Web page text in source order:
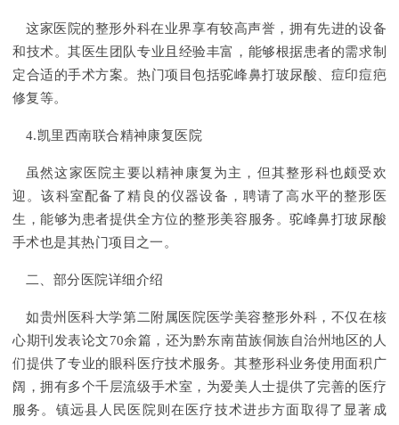
这家医院的整形外科在业界享有较高声誉，拥有先进的设备
和技术。其医生团队专业且经验丰富，能够根据患者的需求制
定合适的手术方案。热门项目包括驼峰鼻打玻尿酸、痘印痘疤
修复等。
4.凯里西南联合精神康复医院
虽然这家医院主要以精神康复为主，但其整形科也颇受欢
迎。该科室配备了精良的仪器设备，聘请了高水平的整形医
生，能够为患者提供全方位的整形美容服务。驼峰鼻打玻尿酸
手术也是其热门项目之一。
二、部分医院详细介绍
如贵州医科大学第二附属医院医学美容整形外科，不仅在核
心期刊发表论文70余篇，还为黔东南苗族侗族自治州地区的人
们提供了专业的眼科医疗技术服务。其整形科业务使用面积广
阔，拥有多个千层流级手术室，为爱美人士提供了完善的医疗
服务。镇远县人民医院则在医疗技术进步方面取得了显著成